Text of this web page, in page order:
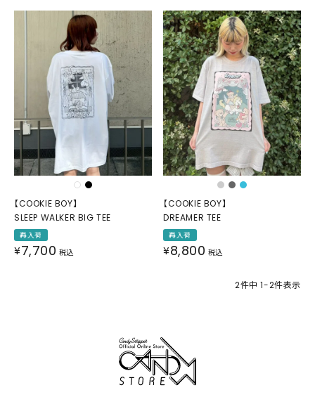
【COOKIE BOY】
SLEEP WALKER BIG TEE
再入荷
¥7,700 税込
【COOKIE BOY】
DREAMER TEE
再入荷
¥8,800 税込
2件中 1-2件表示